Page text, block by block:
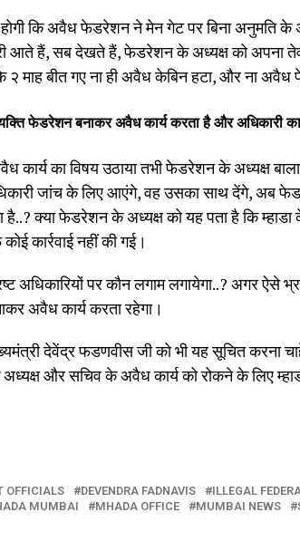
कि अवैध फेडरेशन ने मेन गेट पर बिना अनुमति के
आते हैं, सब देखते हैं, फेडरेशन के अध्यक्ष को अपना
२ माह बीत गए ना ही अवैध केबिन हटा, और ना अवैध
फेडरेशन बनाकर अवैध कार्य करता है और अधिकारी
कार्य का विषय उठाया तभी फेडरेशन के अध्यक्ष
जांच के लिए आएंगे, वह उसका साथ देंगे, अब
क्या फेडरेशन के अध्यक्ष को यह पता है कि
कार्रवाई नहीं की गई।
अधिकारियों पर कौन लगाम लगायेगा..? अगर ऐसे
अवैध कार्य करता रहेगा।
देवेंद्र फडणवीस जी को भी यह सूचित करना
और सचिव के अवैध कार्य को रोकने के लिए म्हाडा
OFFICIALS DEVENDRA FADNAVIS ILLEGAL
MUMBAI MHADA OFFICE MUMBAI NEWS